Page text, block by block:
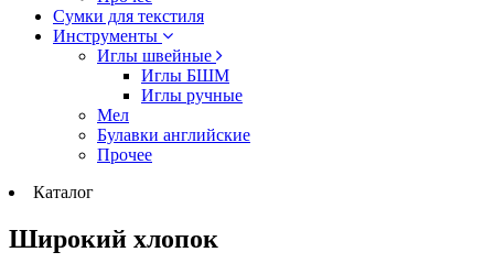
Сумки для текстиля
Инструменты
Иглы швейные
Иглы БШМ
Иглы ручные
Мел
Булавки английские
Прочее
Каталог
Широкий хлопок